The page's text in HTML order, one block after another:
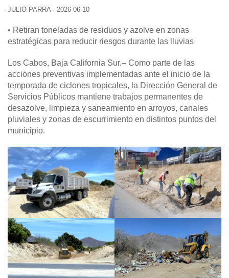
JULIO PARRA · 2026-06-10
• Retiran toneladas de residuos y azolve en zonas
estratégicas para reducir riesgos durante las lluvias
Los Cabos, Baja California Sur.– Como parte de las
acciones preventivas implementadas ante el inicio de la
temporada de ciclones tropicales, la Dirección General de
Servicios Públicos mantiene trabajos permanentes de
desazolve, limpieza y saneamiento en arroyos, canales
pluviales y zonas de escurrimiento en distintos puntos del
municipio.